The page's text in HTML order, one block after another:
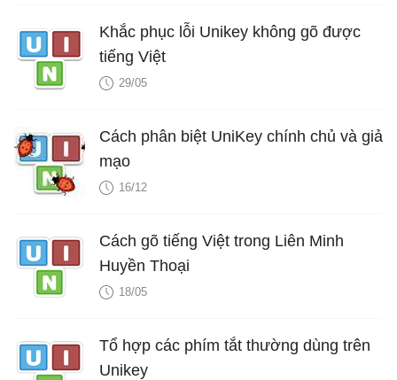
Khắc phục lỗi Unikey không gõ được
tiếng Việt
29/05
Cách phân biệt UniKey chính chủ và giả
mạo
16/12
Cách gõ tiếng Việt trong Liên Minh
Huyền Thoại
18/05
Tổ hợp các phím tắt thường dùng trên
Unikey